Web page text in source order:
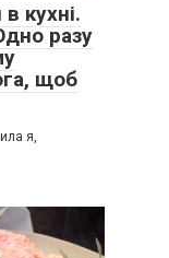
кухні.
разу
щоб
я,